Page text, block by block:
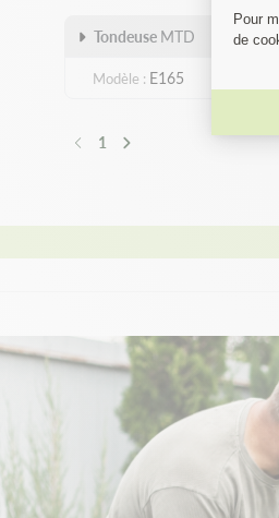
Tondeuse MTD
Modèle E165
Précédent
1 Suivant